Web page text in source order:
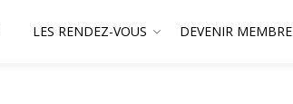
LES RENDEZ-VOUS DEVENIR MEMBRE